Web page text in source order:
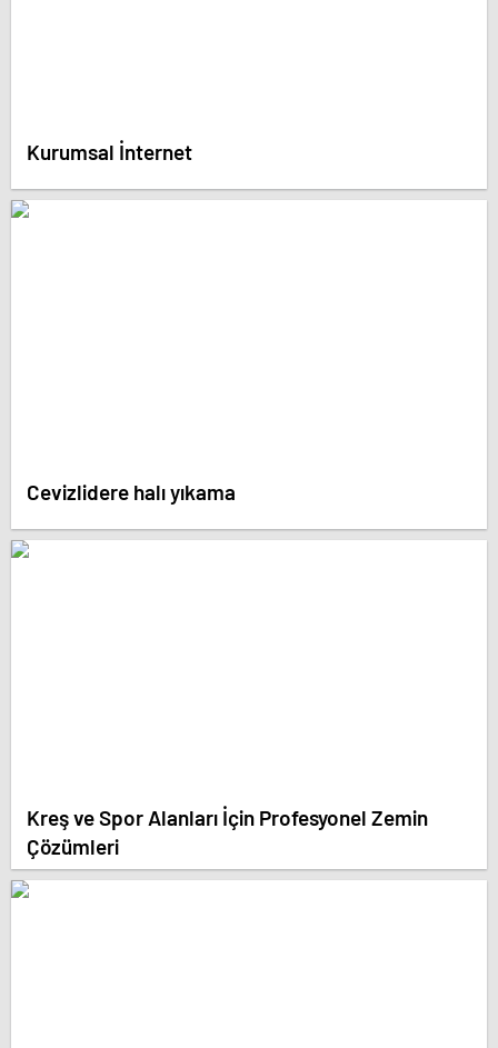
Kurumsal İnternet
Cevizlidere halı yıkama
Kreş ve Spor Alanları İçin Profesyonel Zemin
Çözümleri